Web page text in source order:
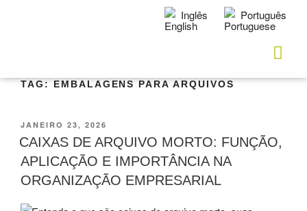
Inglês Português
TAG: EMBALAGENS PARA ARQUIVOS
JANEIRO 23, 2026
CAIXAS DE ARQUIVO MORTO: FUNÇÃO,
APLICAÇÃO E IMPORTÂNCIA NA
ORGANIZAÇÃO EMPRESARIAL